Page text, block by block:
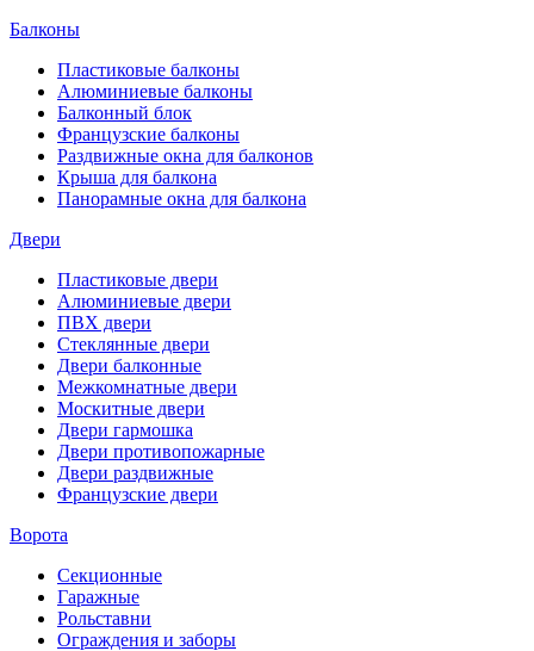
Балконы
Пластиковые балконы
Алюминиевые балконы
Балконный блок
Французские балконы
Раздвижные окна для балконов
Крыша для балкона
Панорамные окна для балкона
Двери
Пластиковые двери
Алюминиевые двери
ПВХ двери
Стеклянные двери
Двери балконные
Межкомнатные двери
Москитные двери
Двери гармошка
Двери противопожарные
Двери раздвижные
Французские двери
Ворота
Секционные
Гаражные
Рольставни
Ограждения и заборы